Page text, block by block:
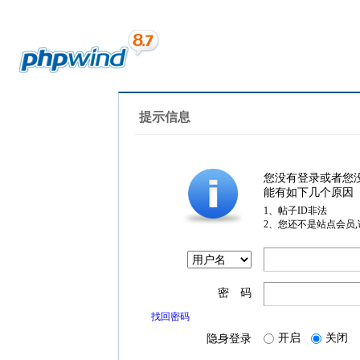
提示信息
您没有登录或者您
能有如下几个原因
1、帖子ID非法
2、您还不是站点会员
密 码
找回密码
隐身登录 开启 关闭